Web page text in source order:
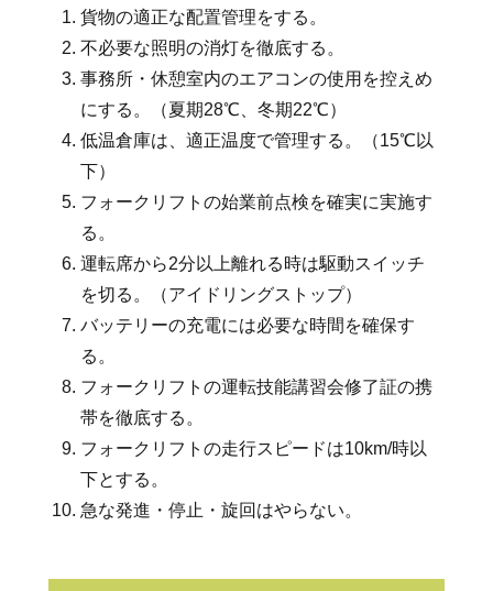
貨物の適正な配置管理をする。
不必要な照明の消灯を徹底する。
事務所・休憩室内のエアコンの使用を控えめ
にする。（夏期28℃、冬期22℃）
低温倉庫は、適正温度で管理する。（15℃以
下）
フォークリフトの始業前点検を確実に実施す
る。
運転席から2分以上離れる時は駆動スイッチ
を切る。（アイドリングストップ）
バッテリーの充電には必要な時間を確保す
る。
フォークリフトの運転技能講習会修了証の携
帯を徹底する。
フォークリフトの走行スピードは10km/時以
下とする。
急な発進・停止・旋回はやらない。